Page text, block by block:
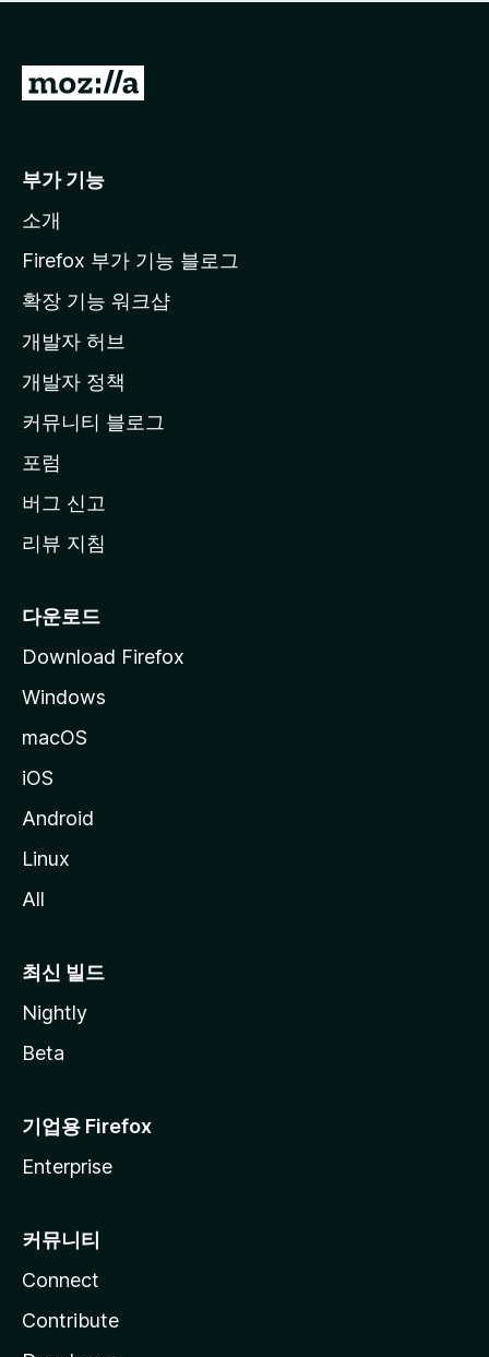
점
습
니
M
l
a
페
이
지
이
동
부가 기능
소개
Firefox 부가 기능 블로그
확장 기능 워크샵
개발자 허브
개발자 정책
커뮤니티 블로그
포럼
버그 신고
리뷰 지침
다운로드
Download Firefox
Windows
macOS
iOS
Android
Linux
All
최신 빌드
Nightly
Beta
기업용 Firefox
Enterprise
커뮤니티
Connect
Contribute